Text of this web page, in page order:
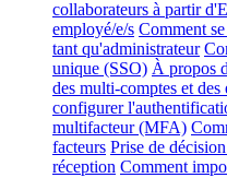
collaborateurs à partir
employé/e/s Comment
tant qu'administrateur
unique (SSO) À propos
des multi-comptes et
configurer
multifacteur (MFA)
facteurs Prise de
réception Comment